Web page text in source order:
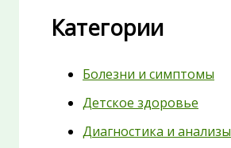
Категории
Болезни и симптомы
Детское здоровье
Диагностика и анализы